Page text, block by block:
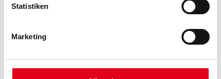
Statistiken
Marketing
GEFAHRENHINWEISE